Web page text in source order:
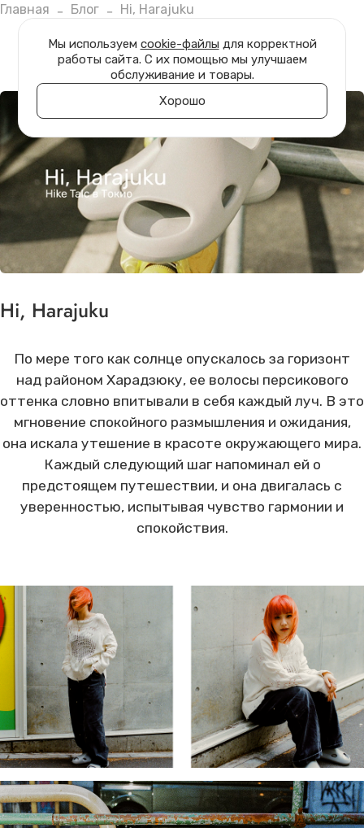
Главная Блог Hi, Harajuku
Hi, Harajuku
По мере того как солнце опускалось за горизонт
над районом Харадзюку, ее волосы персикового
оттенка словно впитывали в себя каждый луч. В это
мгновение спокойного размышления и ожидания,
она искала утешение в красоте окружающего мира.
Каждый следующий шаг напоминал ей о
предстоящем путешествии, и она двигалась с
уверенностью, испытывая чувство гармонии и
спокойствия.
Мы используем cookie-файлы для корректной
работы сайта. С их помощью мы улучшаем
обслуживание и товары.
Хорошо